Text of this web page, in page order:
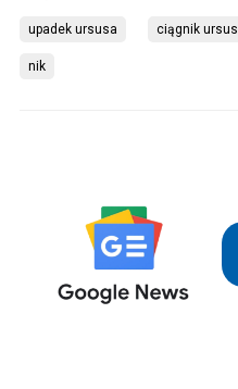
upadek ursusa ciągnik ursus
nik